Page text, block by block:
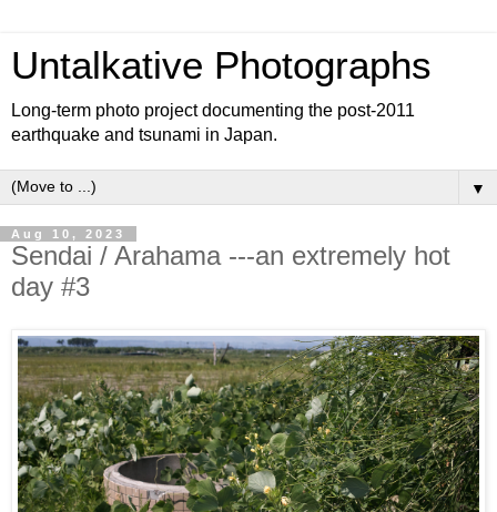
Untalkative Photographs
Long-term photo project documenting the post-2011
earthquake and tsunami in Japan.
▼
Aug 10, 2023
Sendai / Arahama ---an extremely hot
day #3